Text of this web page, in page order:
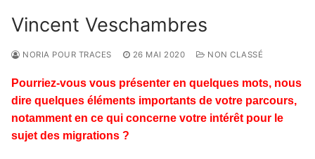
Vincent Veschambres
NORIA POUR TRACES 26 MAI 2020 NON CLASSÉ
Pourriez-vous vous présenter en quelques mots, nous
dire quelques éléments importants de votre parcours,
notamment en ce qui concerne votre intérêt pour le
sujet des migrations ?